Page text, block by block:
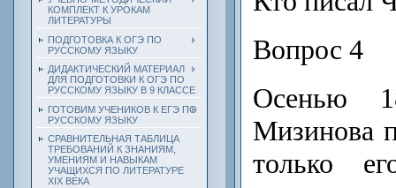
КОМПЛЕКТ К УРОКАМ
ЛИТЕРАТУРЫ
ПОДГОТОВКА К ОГЭ ПО
РУССКОМУ ЯЗЫКУ
ДИДАКТИЧЕСКИЙ МАТЕРИАЛ
ДЛЯ ПОДГОТОВКИ К ОГЭ ПО
РУССКОМУ ЯЗЫКУ В 9 КЛАССЕ
ГОТОВИМ УЧЕНИКОВ К ЕГЭ ПО
РУССКОМУ ЯЗЫКУ
СРАВНИТЕЛЬНАЯ ТАБЛИЦА
ТРЕБОВАНИЙ К ЗНАНИЯМ,
УМЕНИЯМ И НАВЫКАМ
УЧАЩИХСЯ ПО ЛИТЕРАТУРЕ
ХIХ ВЕКА
Вопрос 4
Осенью
Мизинова
только